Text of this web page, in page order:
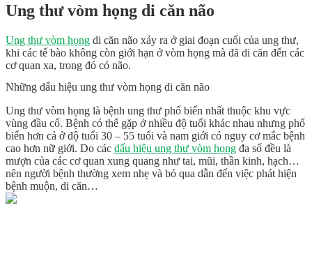
Ung thư vòm họng di căn não
Ung thư vòm họng di căn não xảy ra ở giai đoạn cuối của ung thư,
khi các tế bào không còn giới hạn ở vòm họng mà đã di căn đến các
cơ quan xa, trong đó có não.
Những dấu hiệu ung thư vòm họng di căn não
Ung thư vòm họng là bệnh ung thư phổ biến nhất thuộc khu vực
vùng đầu cổ. Bệnh có thể gặp ở nhiều độ tuổi khác nhau nhưng phổ
biến hơn cả ở độ tuổi 30 – 55 tuổi và nam giới có nguy cơ mắc bệnh
cao hơn nữ giới. Do các dấu hiệu ung thư vòm họng đa số đều là
mượn của các cơ quan xung quang như tai, mũi, thần kinh, hạch…
nên người bệnh thường xem nhẹ và bỏ qua dẫn đến việc phát hiện
bệnh muộn, di căn…